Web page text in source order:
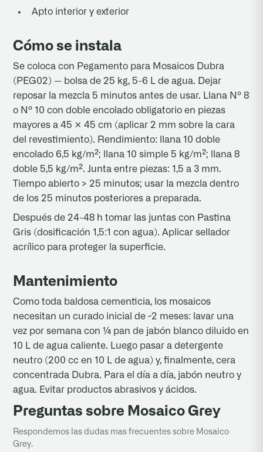
Apto interior y exterior
Cómo se instala
Se coloca con Pegamento para Mosaicos Dubra
(PEG02) — bolsa de 25 kg, 5-6 L de agua. Dejar
reposar la mezcla 5 minutos antes de usar. Llana Nº 8
o Nº 10 con doble encolado obligatorio en piezas
mayores a 45 × 45 cm (aplicar 2 mm sobre la cara
del revestimiento). Rendimiento: llana 10 doble
encolado 6,5 kg/m²; llana 10 simple 5 kg/m²; llana 8
doble 5,5 kg/m². Junta entre piezas: 1,5 a 3 mm.
Tiempo abierto > 25 minutos; usar la mezcla dentro
de los 25 minutos posteriores a preparada.
Después de 24-48 h tomar las juntas con Pastina
Gris (dosificación 1,5:1 con agua). Aplicar sellador
acrílico para proteger la superficie.
Mantenimiento
Como toda baldosa cementicia, los mosaicos
necesitan un curado inicial de ~2 meses: lavar una
vez por semana con ¼ pan de jabón blanco diluido en
10 L de agua caliente. Luego pasar a detergente
neutro (200 cc en 10 L de agua) y, finalmente, cera
concentrada Dubra. Para el día a día, jabón neutro y
agua. Evitar productos abrasivos y ácidos.
Preguntas sobre Mosaico Grey
Respondemos las dudas mas frecuentes sobre Mosaico
Grey.